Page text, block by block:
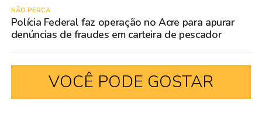
NÃO PERCA
Polícia Federal faz operação no Acre para apurar
denúncias de fraudes em carteira de pescador
VOCÊ PODE GOSTAR